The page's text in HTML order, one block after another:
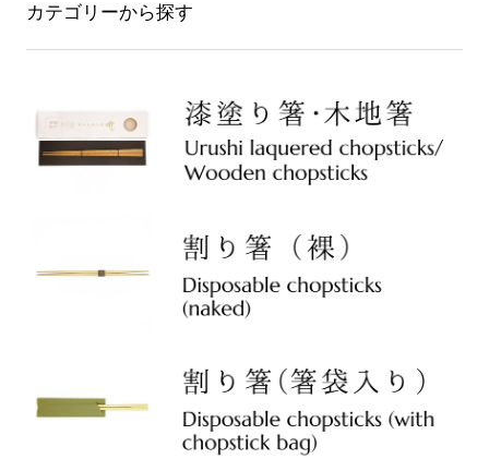
カテゴリーから探す